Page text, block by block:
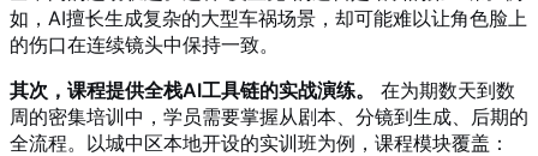
如，AI擅长生成复杂的大型车祸场景，却可能难以让角色脸上
的伤口在连续镜头中保持一致。
其次，课程提供全栈AI工具链的实战演练。
在为期数天到数
周的密集培训中，学员需要掌握从剧本、分镜到生成、后期的
全流程。以城中区本地开设的实训班为例，课程模块覆盖：